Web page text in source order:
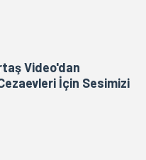
Video'dan
İçin Sesimizi